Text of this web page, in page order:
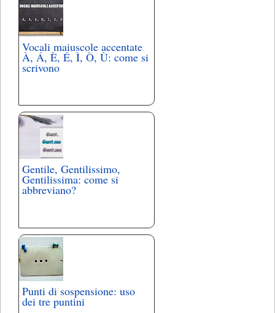
Vocali maiuscole accentate
À, Á, È, É, Ì, Ò, Ù: come si
scrivono
Gentile, Gentilissimo,
Gentilissima: come si
abbreviano?
Punti di sospensione: uso
dei tre puntini